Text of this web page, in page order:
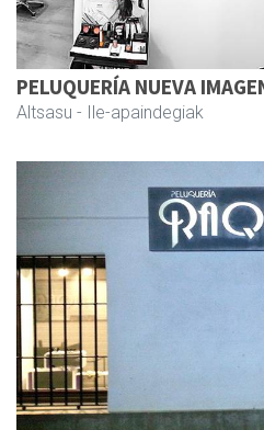
PELUQUERÍA NUEVA
Altsasu - Ile-apaindegiak